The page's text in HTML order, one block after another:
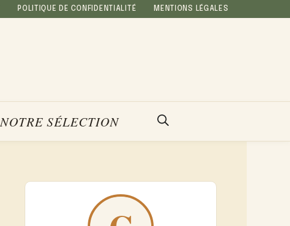
POLITIQUE DE CONFIDENTIALITÉ MENTIONS LÉGALES
NOTRE SÉLECTION